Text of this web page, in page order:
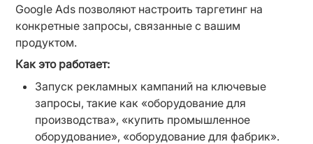
Google Ads позволяют настроить таргетинг на
конкретные запросы, связанные с вашим
продуктом.
Как это работает:
Запуск рекламных кампаний на ключевые
запросы, такие как «оборудование для
производства», «купить промышленное
оборудование», «оборудование для фабрик».